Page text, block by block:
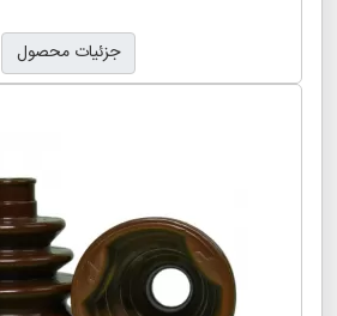
جزئیات محصول